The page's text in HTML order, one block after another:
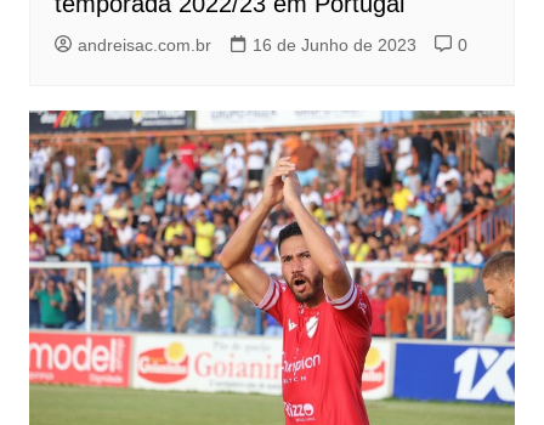
andreisac.com.br 16 de Junho de 2023 0